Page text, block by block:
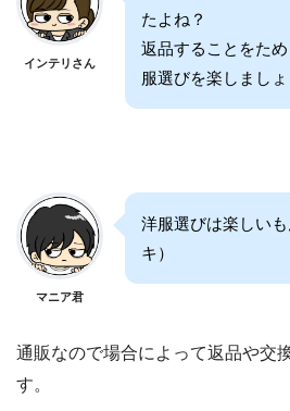
インテリさん
たよね？
返品することをた
服選びを楽しましょ
マニア君
洋服選びは楽しい
キ）
通販なので場合によって返品や交
す。